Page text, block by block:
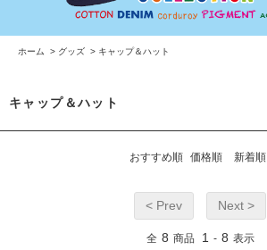
ホーム > グッズ > キャップ＆ハット
キャップ＆ハット
おすすめ順 価格順 新着順
< Prev Next >
全 8 商品 1 - 8 表示